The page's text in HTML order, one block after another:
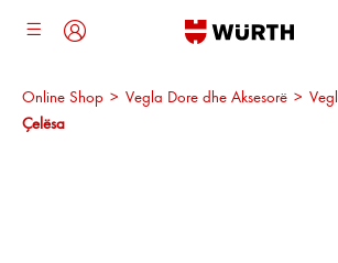
kryesore
Online Shop > Vegla Dore dhe Aksesorë >
Çelësa